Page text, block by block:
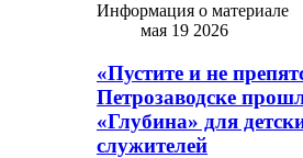
Информация о материале
мая 19 2026
«Пустите и не
Петрозаводске
«Глубина» для
служителей